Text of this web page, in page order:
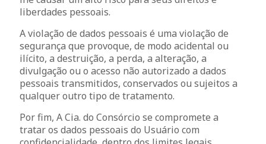
liberdades pessoais.
A violação de dados pessoais é uma violação de
segurança que provoque, de modo acidental ou
ilícito, a destruição, a perda, a alteração, a
divulgação ou o acesso não autorizado a dados
pessoais transmitidos, conservados ou sujeitos a
qualquer outro tipo de tratamento.
Por fim, A Cia. do Consórcio se compromete a
tratar os dados pessoais do Usuário com